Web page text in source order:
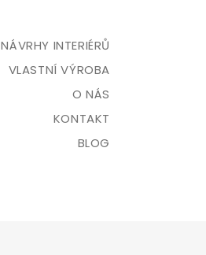
NÁVRHY INTERIÉRŮ
VLASTNÍ VÝROBA
O NÁS
KONTAKT
BLOG